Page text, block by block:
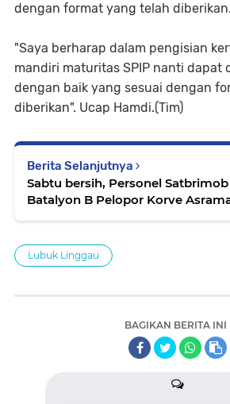
dengan format yang telah diberikan.
"Saya berharap dalam pengisian
mandiri maturitas SPIP nanti dapat
dengan baik yang sesuai dengan
diberikan". Ucap Hamdi.(Tim)
Berita Selanjutnya
Sabtu bersih, Personel
Batalyon B Pelopor Korve
Lubuk Linggau
BAGIKAN BERITA INI